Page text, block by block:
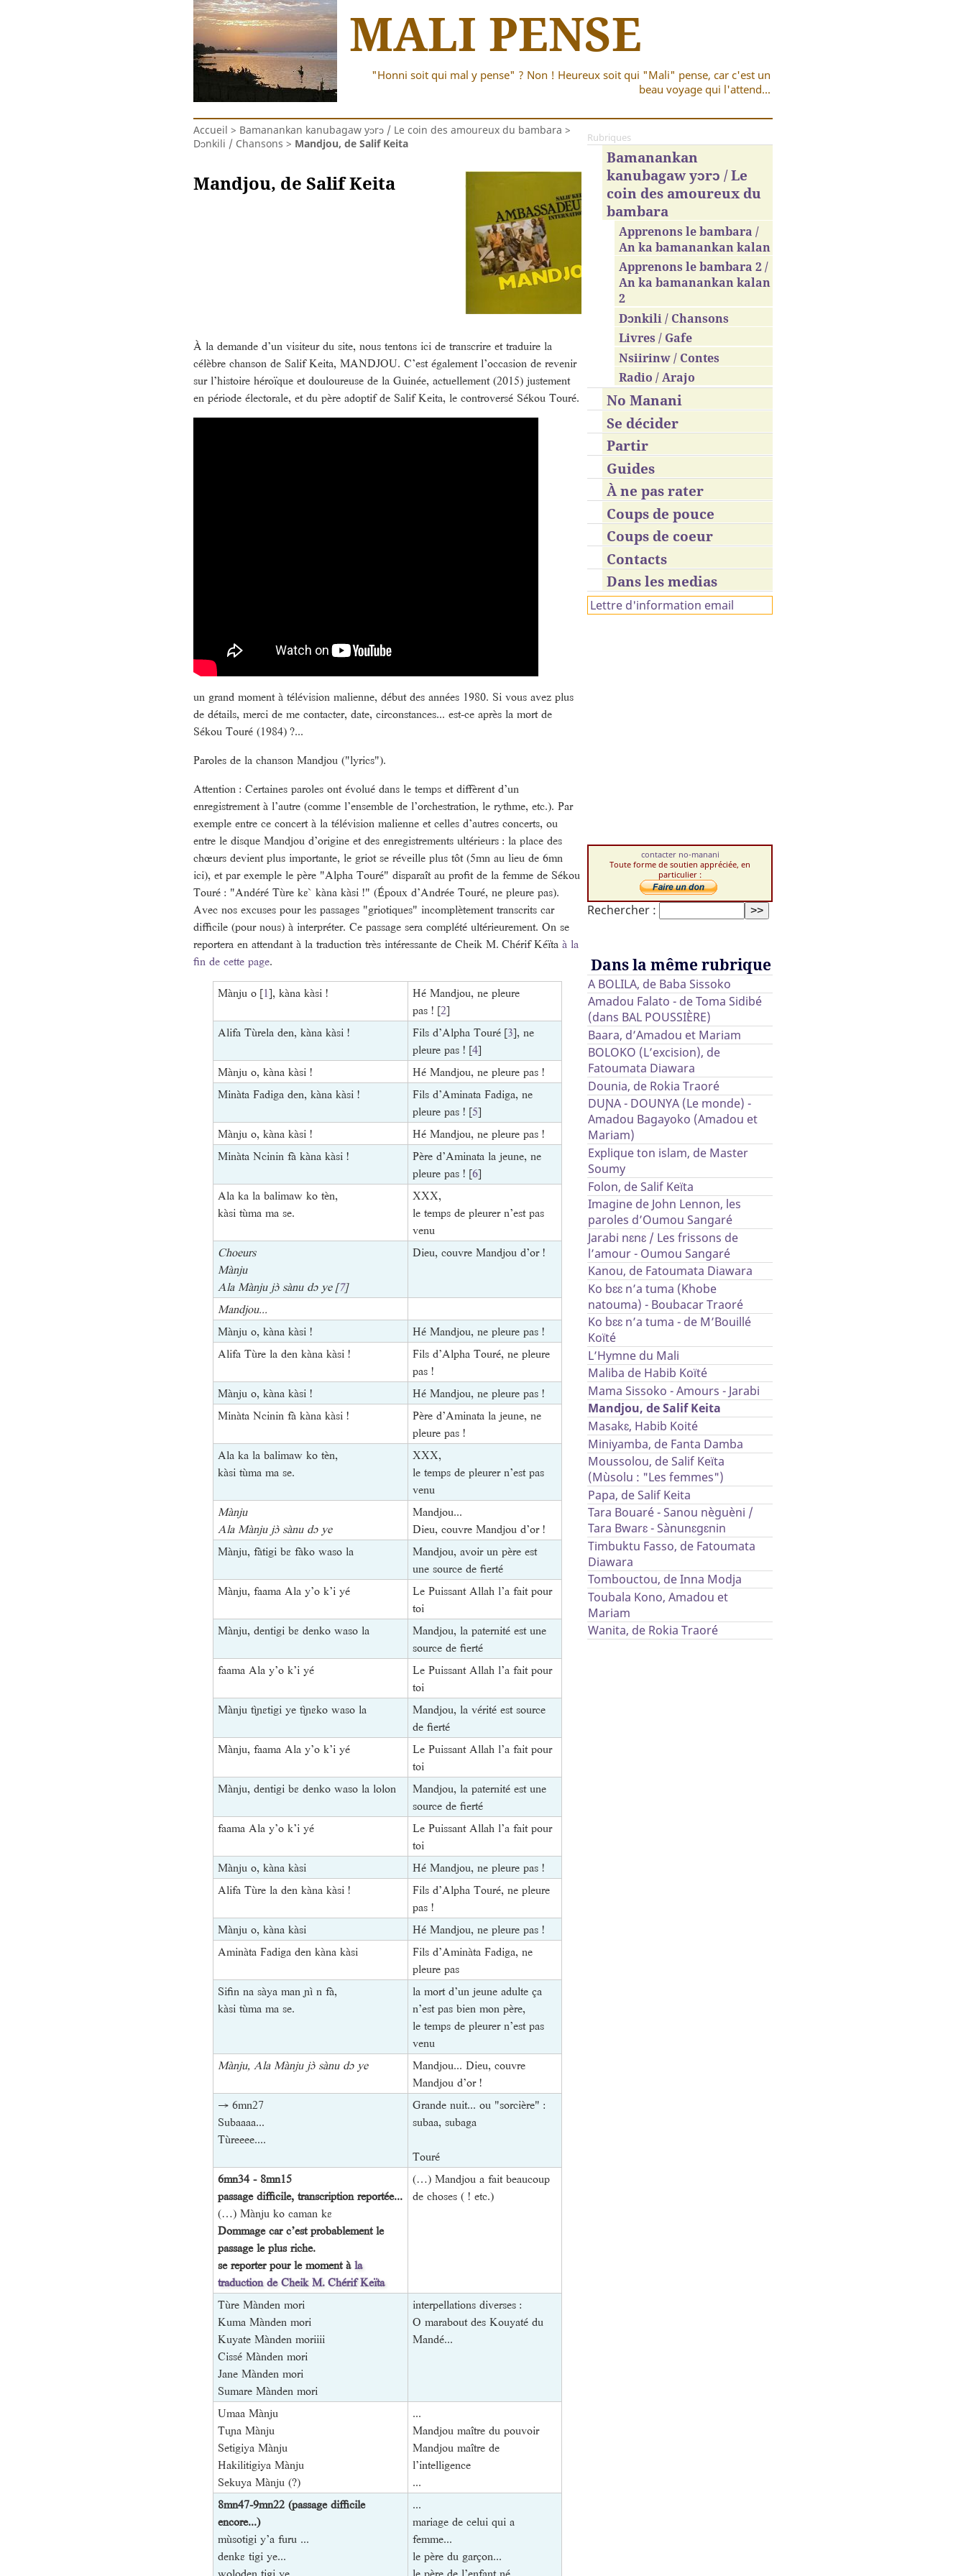
MALI PENSE
"Honni soit qui mal y pense" ? Non ! Heureux soit qui "Mali" pense, car c'est un
beau voyage qui l'attend...
Accueil > Bamanankan kanubagaw yɔrɔ / Le coin des amoureux du bambara >
Dɔnkili / Chansons > Mandjou, de Salif Keita
Mandjou, de Salif Keita
À la demande d’un visiteur du site, nous tentons ici de transcrire et traduire la
célèbre chanson de Salif Keita, MANDJOU. C’est également l’occasion de revenir
sur l’histoire héroïque et douloureuse de la Guinée, actuellement (2015) justement
en période électorale, et du père adoptif de Salif Keita, le controversé Sékou Touré.
un grand moment à télévision malienne, début des années 1980. Si vous avez plus
de détails, merci de me contacter, date, circonstances... est-ce après la mort de
Sékou Touré (1984) ?...
Paroles de la chanson Mandjou ("lyrics").
Attention : Certaines paroles ont évolué dans le temps et diffèrent d’un
enregistrement à l’autre (comme l’ensemble de l’orchestration, le rythme, etc.). Par
exemple entre ce concert à la télévision malienne et celles d’autres concerts, ou
entre le disque Mandjou d’origine et des enregistrements ultérieurs : la place des
chœurs devient plus importante, le griot se réveille plus tôt (5mn au lieu de 6mn
ici), et par exemple le père "Alpha Touré" disparaît au profit de la femme de Sékou
Touré : "Andéré Tùre kɛ` kàna kàsi !" (Époux d’Andrée Touré, ne pleure pas).
Avec nos excuses pour les passages "griotiques" incomplètement transcrits car
difficile (pour nous) à interpréter. Ce passage sera complété ultérieurement. On se
reportera en attendant à la traduction très intéressante de Cheik M. Chérif Kéïta à la
fin de cette page.
Mànju o [1], kàna kàsi !
Hé Mandjou, ne pleure
pas ! [2]
Alifa Tùrela den, kàna kàsi !
Fils d’Alpha Touré [3], ne
pleure pas ! [4]
Mànju o, kàna kàsi !
Hé Mandjou, ne pleure pas !
Minàta Fadiga den, kàna kàsi !
Fils d’Aminata Fadiga, ne
pleure pas ! [5]
Mànju o, kàna kàsi !
Hé Mandjou, ne pleure pas !
Minàta Ncinin fà kàna kàsi !
Père d’Aminata la jeune, ne
pleure pas ! [6]
Ala ka la balimaw ko tèn,
kàsi tùma ma se.
XXX,
le temps de pleurer n’est pas
venu
Choeurs
Mànju
Ala Mànju jɔ̀ sànu dɔ ye[7]
Dieu, couvre Mandjou d’or !
Mandjou...
Mànju o, kàna kàsi !
Hé Mandjou, ne pleure pas !
Alifa Tùre la den kàna kàsi !
Fils d’Alpha Touré, ne pleure
pas !
Mànju o, kàna kàsi !
Hé Mandjou, ne pleure pas !
Minàta Ncinin fà kàna kàsi !
Père d’Aminata la jeune, ne
pleure pas !
Ala ka la balimaw ko tèn,
kàsi tùma ma se.
XXX,
le temps de pleurer n’est pas
venu
Mànju
Ala Mànju jɔ̀ sànu dɔ ye
Mandjou...
Dieu, couvre Mandjou d’or !
Mànju, fàtigi bɛ fàko waso la
Mandjou, avoir un père est
une source de fierté
Mànju, faama Ala y’o k’i yé
Le Puissant Allah l’a fait pour
toi
Mànju, dentigi bɛ denko waso la
Mandjou, la paternité est une
source de fierté
faama Ala y’o k’i yé
Le Puissant Allah l’a fait pour
toi
Mànju tìɲɛtigi ye tìɲɛko waso la
Mandjou, la vérité est source
de fierté
Mànju, faama Ala y’o k’i yé
Le Puissant Allah l’a fait pour
toi
Mànju, dentigi bɛ denko waso la lolon
Mandjou, la paternité est une
source de fierté
faama Ala y’o k’i yé
Le Puissant Allah l’a fait pour
toi
Mànju o, kàna kàsi
Hé Mandjou, ne pleure pas !
Alifa Tùre la den kàna kàsi !
Fils d’Alpha Touré, ne pleure
pas !
Mànju o, kàna kàsi
Hé Mandjou, ne pleure pas !
Aminàta Fadiga den kàna kàsi
Fils d’Aminàta Fadiga, ne
pleure pas
Sifin na sàya man ɲì n fà,
kàsi tùma ma se.
la mort d’un jeune adulte ça
n’est pas bien mon père,
le temps de pleurer n’est pas
venu
Mànju, Ala Mànju jɔ̀ sànu dɔ ye
Mandjou... Dieu, couvre
Mandjou d’or !
→ 6mn27
Subaaaa...
Tùreeee....
Grande nuit... ou "sorcière" :
subaa, subaga
Touré
6mn34 - 8mn15
passage difficile, transcription reportée...
(…) Mànju ko caman kɛ
Dommage car c’est probablement le
passage le plus riche.
se reporter pour le moment àla
traduction de Cheik M. Chérif Keïta
(…) Mandjou a fait beaucoup
de choses ( ! etc.)
Tùre Mànden mori
Kuma Mànden mori
Kuyate Mànden moriiii
Cissé Mànden mori
Jane Mànden mori
Sumare Mànden mori
interpellations diverses :
O marabout des Kouyaté du
Mandé...
Umaa Mànju
Tuɲa Mànju
Setigiya Mànju
Hakilitigiya Mànju
Sekuya Mànju (?)
...
Mandjou maître du pouvoir
Mandjou maître de
l’intelligence
...
8mn47-9mn22 (passage difficile
encore...)
mùsotigi y’a furu ...
denkɛ tigi ye...
...
mariage de celui qui a
femme...
le père du garçon...
Rubriques
Bamanankan
kanubagaw yɔrɔ / Le
coin des amoureux du
bambara
Apprenons le bambara /
An ka bamanankan kalan
Apprenons le bambara 2 /
An ka bamanankan kalan
2
Dɔnkili / Chansons
Livres / Gafe
Nsiirinw / Contes
Radio / Arajo
No Manani
Se décider
Partir
Guides
À ne pas rater
Coups de pouce
Coups de coeur
Contacts
Dans les medias
Lettre d'information email
contacter no-manani
Toute forme de soutien appréciée, en
particulier :
Rechercher :
Dans la même rubrique
A BOLILA, de Baba Sissoko
Amadou Falato - de Toma Sidibé
(dans BAL POUSSIÈRE)
Baara, d’Amadou et Mariam
BOLOKO (L’excision), de
Fatoumata Diawara
Dounia, de Rokia Traoré
DUƝA - DOUNYA (Le monde) -
Amadou Bagayoko (Amadou et
Mariam)
Explique ton islam, de Master
Soumy
Folon, de Salif Keïta
Imagine de John Lennon, les
paroles d’Oumou Sangaré
Jarabi nɛnɛ / Les frissons de
l’amour - Oumou Sangaré
Kanou, de Fatoumata Diawara
Ko bɛɛ n’a tuma (Khobe
natouma) - Boubacar Traoré
Ko bɛɛ n’a tuma - de M’Bouillé
Koïté
L’Hymne du Mali
Maliba de Habib Koïté
Mama Sissoko - Amours - Jarabi
Mandjou, de Salif Keita
Masakɛ, Habib Koité
Miniyamba, de Fanta Damba
Moussolou, de Salif Keïta
(Mùsolu : "Les femmes")
Papa, de Salif Keita
Tara Bouaré - Sanou nèguèni /
Tara Bwarɛ - Sànunɛgɛnin
Timbuktu Fasso, de Fatoumata
Diawara
Tombouctou, de Inna Modja
Toubala Kono, Amadou et
Mariam
Wanita, de Rokia Traoré